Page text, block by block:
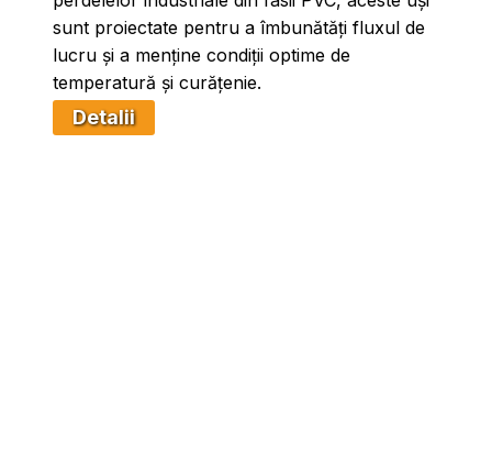
sunt proiectate pentru a îmbunătăți fluxul de
lucru și a menține condiții optime de
temperatură și curățenie.
Detalii